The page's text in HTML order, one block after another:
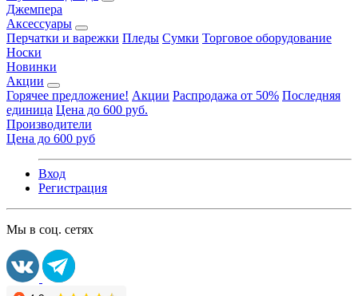
Джемпера
Аксессуары
Перчатки и варежки Пледы Сумки Торговое оборудование
Носки
Новинки
Акции
Горячее предложение! Акции Распродажа от 50% Последняя
единица Цена до 600 руб.
Производители
Цена до 600 руб
Вход
Регистрация
Мы в соц. сетях